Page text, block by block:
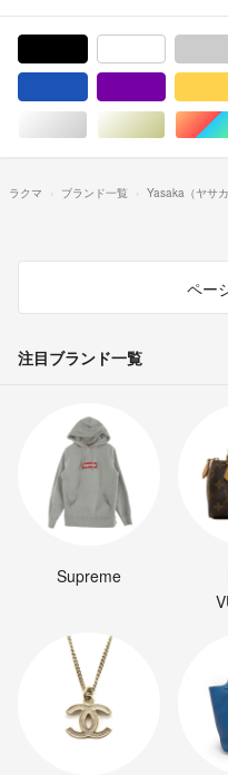
シルバー/銀色系ゴールド
ラクマ ブランド一覧 Yasaka（ヤサカ
ペー
注目ブランド一覧
Supreme